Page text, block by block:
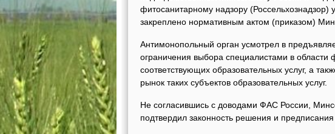
фитосанитарному надзору
закреплено нормативным актом (приказом)
Антимонопольный орган усмотрел в
ограничения выбора специалистами в области
соответствующих образовательных услуг, а
рынок таких субъектов образовательных услуг.
Не согласившись с доводами ФАС России,
подтвердил законность решения и